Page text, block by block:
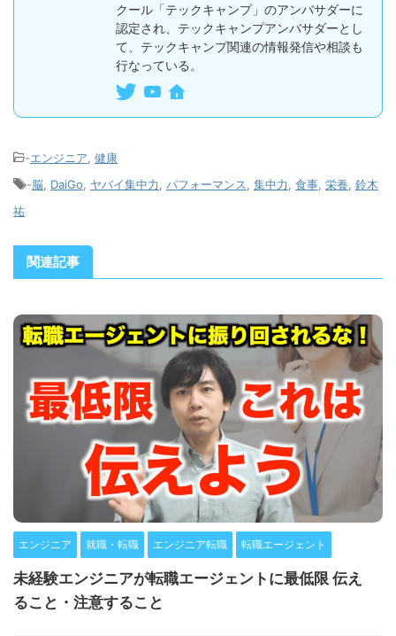
クール「テックキャンプ」のアンバサダーに
認定され、テックキャンプアンバサダーとし
て、テックキャンプ関連の情報発信や相談も
行なっている。
-エンジニア 健康
-脳 DaiGo ヤバイ集中力 パフォーマンス 集中力 食事 栄養 鈴木
祐
関連記事
エンジニア 就職・転職 エンジニア転職 転職エージェント
未経験エンジニアが転職エージェントに最低限 伝え
ること・注意すること